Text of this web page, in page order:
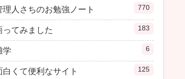
理人さちのお勉強ノート 770
ってみました 183
学 6
白くて便利なサイト 125